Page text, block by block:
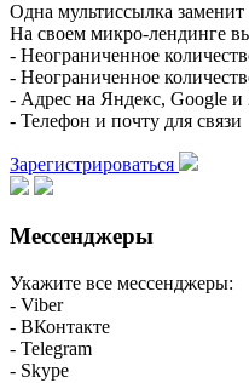
Одна мультиссылка
На своем микро-лендинге
- Неограниченное
- Неограниченное
- Адрес на Яндекс, Google и
- Телефон и почту для связи
Зарегистрироваться
Мессенджеры
Укажите все мессенджеры:
- Viber
- ВКонтакте
- Telegram
- Skype